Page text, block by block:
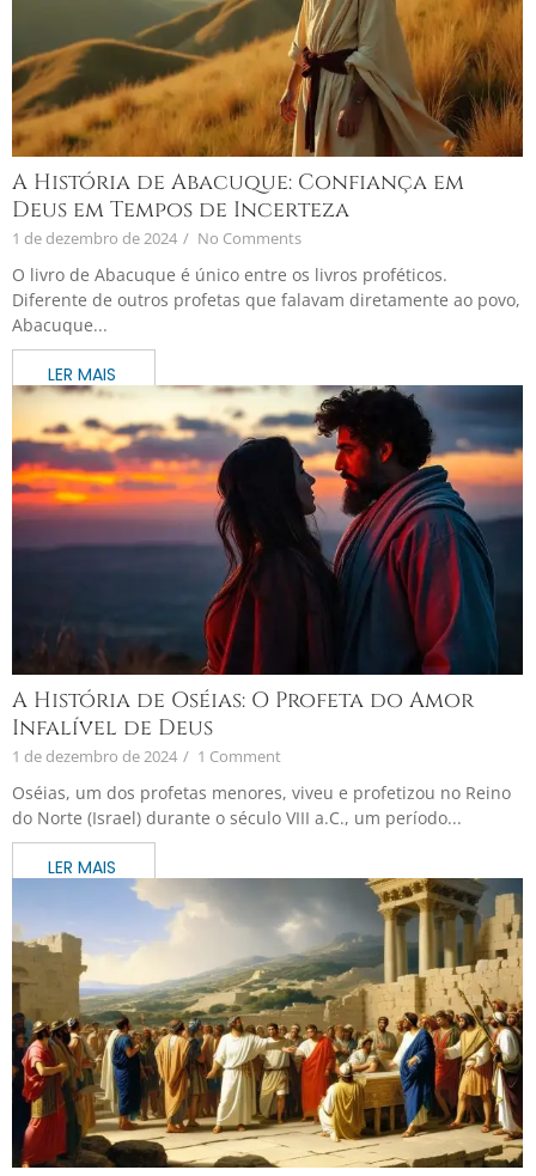
A História de Abacuque: Confiança em
Deus em Tempos de Incerteza
1 de dezembro de 2024 / No Comments
O livro de Abacuque é único entre os livros proféticos.
Diferente de outros profetas que falavam diretamente ao povo,
Abacuque...
A História de Oséias: O Profeta do Amor
Infalível de Deus
1 de dezembro de 2024 / 1 Comment
Oséias, um dos profetas menores, viveu e profetizou no Reino
do Norte (Israel) durante o século VIII a.C., um período...